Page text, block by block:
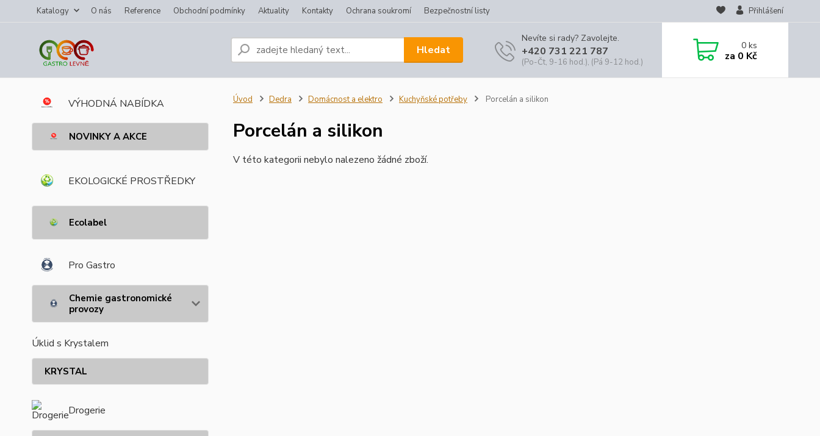
Katalogy O nás Reference Obchodní podmínky Aktuality Kontakty Ochrana soukromí Bezpečnostní listy Přihlášení
Hledat
Nevíte si rady? Zavolejte.
+420 731 221 787
(Po-Čt, 9-16 hod.), (Pá 9-12 hod.)
0ks
za 0 Kč
VÝHODNÁ NABÍDKA
NOVINKY A AKCE
EKOLOGICKÉ PROSTŘEDKY
Ecolabel
Pro Gastro
Chemie gastronomické
provozy
Úklid s Krystalem
KRYSTAL
Drogerie
Úvod Dedra Domácnost a elektro Kuchyňské potřeby Porcelán a silikon
Porcelán a silikon
V této kategorii nebylo nalezeno žádné zboží.